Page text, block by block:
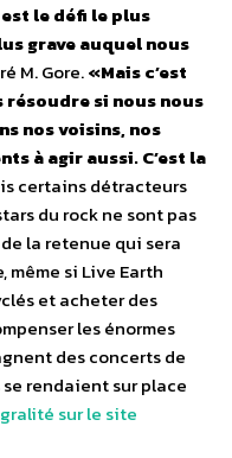
le défi le plus
grave auquel nous
M. Gore.«Mais c’est
si nous nous
nos voisins, nos
à agir aussi. C’est la
certains détracteurs
du rock ne sont pas
la retenue qui sera
si Live Earth
et acheter des
les énormes
des concerts de
rendaient sur place
sur le site